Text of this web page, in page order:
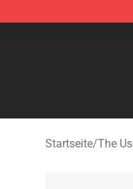
Startseite/The